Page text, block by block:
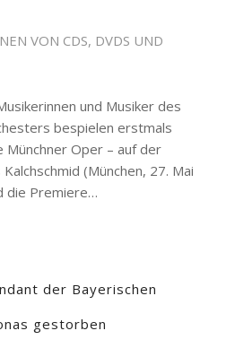
VON CDS, DVDS UND
und Musiker des
bespielen erstmals
Oper – auf der
(München, 27. Mai
die Premiere…
der Bayerischen
gestorben